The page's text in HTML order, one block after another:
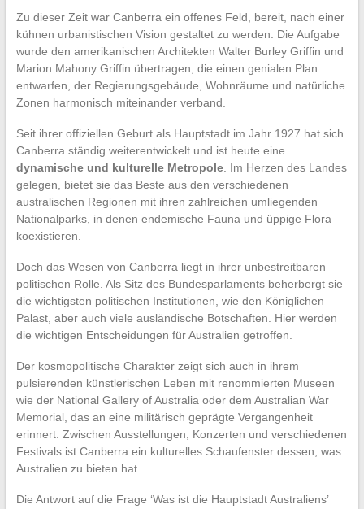
Zu dieser Zeit war Canberra ein offenes Feld, bereit, nach einer
kühnen urbanistischen Vision gestaltet zu werden. Die Aufgabe
wurde den amerikanischen Architekten Walter Burley Griffin und
Marion Mahony Griffin übertragen, die einen genialen Plan
entwarfen, der Regierungsgebäude, Wohnräume und natürliche
Zonen harmonisch miteinander verband.
Seit ihrer offiziellen Geburt als Hauptstadt im Jahr 1927 hat sich
Canberra ständig weiterentwickelt und ist heute eine
dynamische und kulturelle Metropole. Im Herzen des Landes
gelegen, bietet sie das Beste aus den verschiedenen
australischen Regionen mit ihren zahlreichen umliegenden
Nationalparks, in denen endemische Fauna und üppige Flora
koexistieren.
Doch das Wesen von Canberra liegt in ihrer unbestreitbaren
politischen Rolle. Als Sitz des Bundesparlaments beherbergt sie
die wichtigsten politischen Institutionen, wie den Königlichen
Palast, aber auch viele ausländische Botschaften. Hier werden
die wichtigen Entscheidungen für Australien getroffen.
Der kosmopolitische Charakter zeigt sich auch in ihrem
pulsierenden künstlerischen Leben mit renommierten Museen
wie der National Gallery of Australia oder dem Australian War
Memorial, das an eine militärisch geprägte Vergangenheit
erinnert. Zwischen Ausstellungen, Konzerten und verschiedenen
Festivals ist Canberra ein kulturelles Schaufenster dessen, was
Australien zu bieten hat.
Die Antwort auf die Frage ‘Was ist die Hauptstadt Australiens’